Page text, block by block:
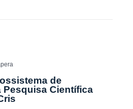
de
Pesquisa Científica